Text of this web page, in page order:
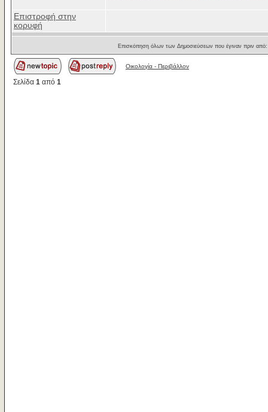
Επιστροφή στην
κορυφή
Επισκόπηση όλων των Δημοσιεύσεων που έγιναν πριν
Οικολογία - Περιβάλλον
Σελίδα 1 από 1